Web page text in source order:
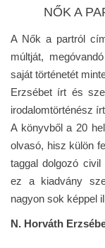
NŐK A
A Nők a partról
múltját,
saját történetét
Erzsébet írt és
irodalomtörténész
A könyvből a 20
olvasó, hisz külön
taggal dolgozó
ez a kiadvány
nagyon sok képpel
N. Horváth